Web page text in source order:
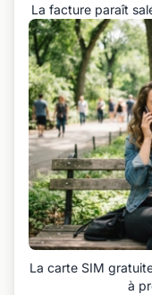
La facture paraît
La carte SIM
à